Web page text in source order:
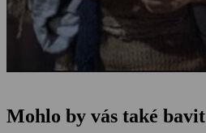
Mohlo by vás také bavit